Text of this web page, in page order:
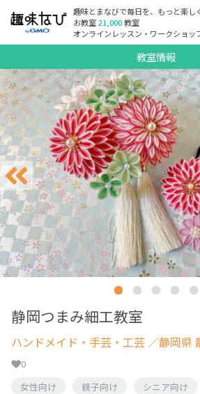
趣味とまなびで毎日を、もっと楽し
お教室21,000教室
オンラインレッスン・ワークショッ
教室情報
静岡つまみ細工教室
ハンドメイド・手芸・工芸 ／静岡県
0
女性向け
親子向け シニア向け